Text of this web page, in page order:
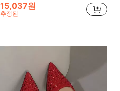
15,037원
추정된